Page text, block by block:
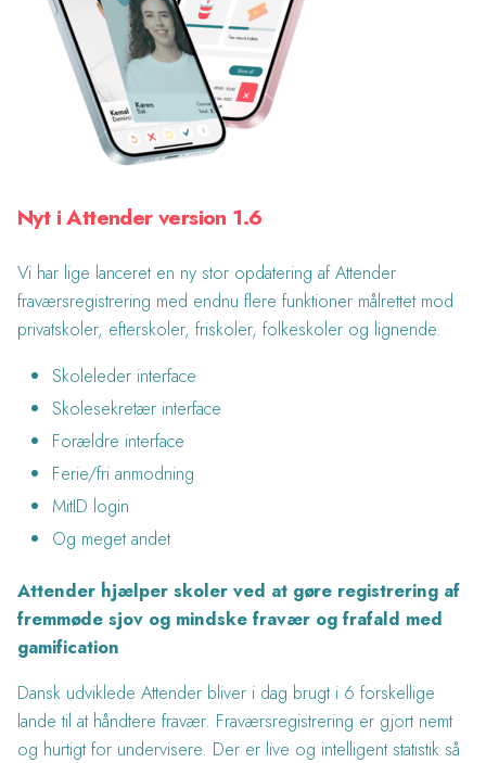
Nyt i Attender version 1.6
Vi har lige lanceret en ny stor opdatering af Attender
fraværsregistrering med endnu flere funktioner målrettet mod
privatskoler, efterskoler, friskoler, folkeskoler og lignende.
Skoleleder interface
Skolesekretær interface
Forældre interface
Ferie/fri anmodning
MitID login
Og meget andet
Attender hjælper skoler ved at gøre registrering af
fremmøde sjov og mindske fravær og frafald med
gamification
Dansk udviklede Attender bliver i dag brugt i 6 forskellige
lande til at håndtere fravær. Fraværsregistrering er gjort nemt
og hurtigt for undervisere. Der er live og intelligent statistik så